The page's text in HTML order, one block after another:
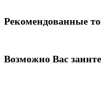
Рекомендованные
Возможно Вас